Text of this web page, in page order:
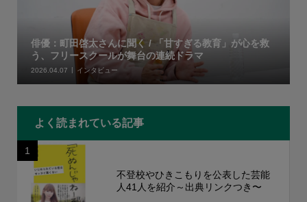
俳優：町田啓太さんに聞く / 「甘すぎる教育」が心を救
う、フリースクールが舞台の連続ドラマ
2026.04.07 インタビュー
よく読まれている記事
1
不登校やひきこもりを公表した芸能
人41人を紹介～出典リンクつき〜